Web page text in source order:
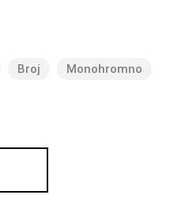
Broj Monohromno